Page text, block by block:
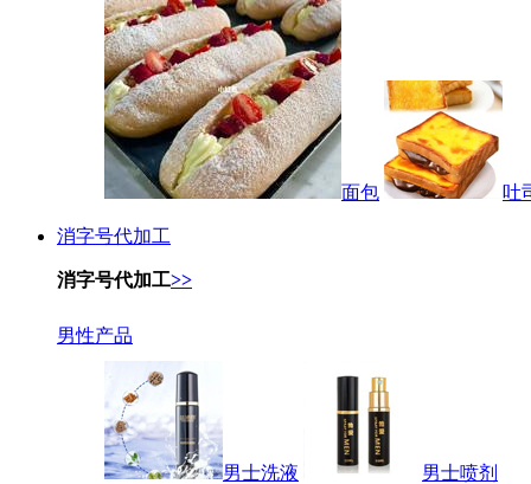
面包 吐
消字号代加工
消字号代加工>>
男性产品
男士洗液
男士喷剂